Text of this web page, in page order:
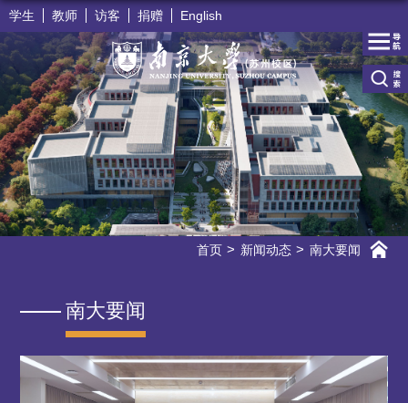
学生 教师 访客 捐赠 English
首页 新闻动态 南大要闻
南大要闻